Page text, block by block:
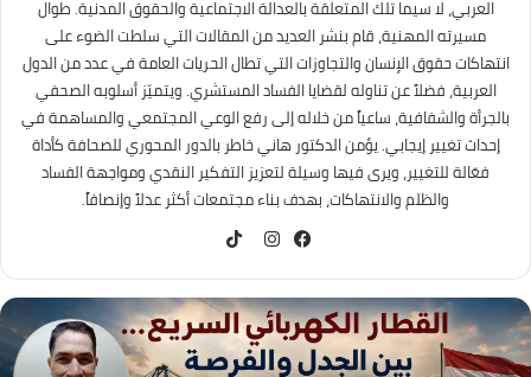
العربي، لا سيما تلك المتعلقة بالعدالة الاجتماعية والحقوق المدنية. طوال
مسيرته المهنية، قام بنشر العديد من المقالات التي سلطت الضوء على
انتهاكات حقوق الإنسان والتجاوزات التي تطال الحريات العامة في عدد من الدول
العربية، فضلاً عن تناوله لقضايا الفساد المستشري. ويتميّز أسلوبه الصحفي
بالجرأة والشفافية، ساعياً من خلاله إلى رفع الوعي المجتمعي والمساهمة في
إحداث تغيير إيجابي. يؤمن الدكتور هاني خاطر بالدور المحوري للصحافة كأداة
فعّالة للتغيير، ويرى فيها وسيلة لتعزيز التفكير النقدي ومواجهة الفساد
والظلم والانتهاكات، بهدف بناء مجتمعات أكثر عدلاً وإنصافاً.